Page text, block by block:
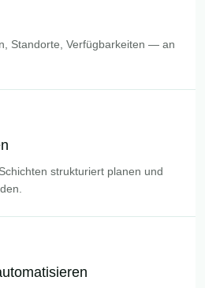
Standorte, Verfügbarkeiten — an
strukturiert planen und